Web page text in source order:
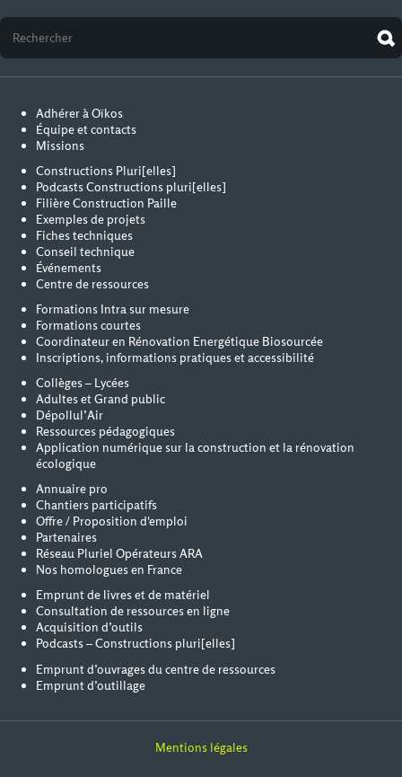
Adhérer à Oïkos
Équipe et contacts
Missions
Constructions Pluri[elles]
Podcasts Constructions pluri[elles]
Filière Construction Paille
Exemples de projets
Fiches techniques
Conseil technique
Événements
Centre de ressources
Formations Intra sur mesure
Formations courtes
Coordinateur en Rénovation Energétique Biosourcée
Inscriptions, informations pratiques et accessibilité
Collèges – Lycées
Adultes et Grand public
Dépollul’Air
Ressources pédagogiques
Application numérique sur la construction et la rénovation
écologique
Annuaire pro
Chantiers participatifs
Offre / Proposition d'emploi
Partenaires
Réseau Pluriel Opérateurs ARA
Nos homologues en France
Emprunt de livres et de matériel
Consultation de ressources en ligne
Acquisition d’outils
Podcasts – Constructions pluri[elles]
Emprunt d’ouvrages du centre de ressources
Emprunt d’outillage
Mentions légales